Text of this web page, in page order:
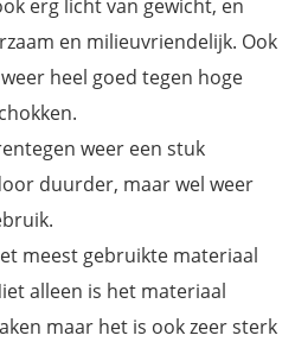
erg licht van gewicht, en
en milieuvriendelijk. Ook
heel goed tegen hoge
weer een stuk
duurder, maar wel weer
meest gebruikte materiaal
alleen is het materiaal
maar het is ook zeer sterk